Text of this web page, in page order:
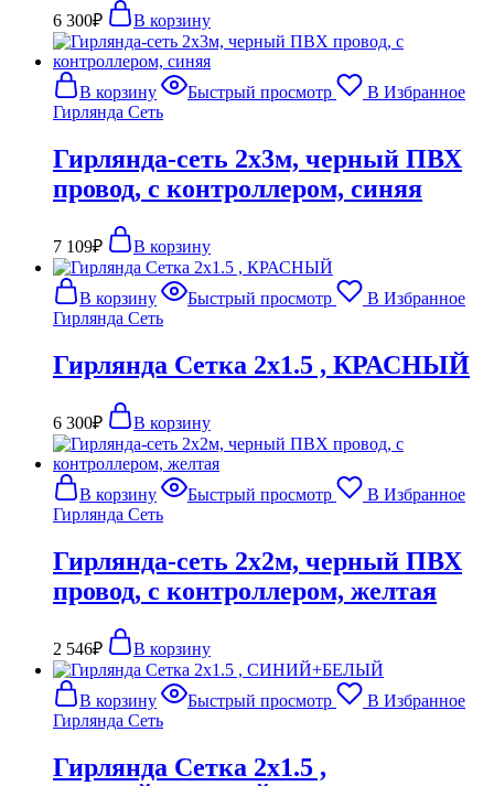
6 300₽ В корзину
В корзину Быстрый просмотр
В Избранное
Гирлянда Сеть
Гирлянда-сеть 2х3м, черный ПВХ
провод, с контроллером, синяя
7 109₽ В корзину
В корзину Быстрый просмотр
В Избранное
Гирлянда Сеть
Гирлянда Сетка 2х1.5 , КРАСНЫЙ
6 300₽ В корзину
В корзину Быстрый просмотр
В Избранное
Гирлянда Сеть
Гирлянда-сеть 2х2м, черный ПВХ
провод, с контроллером, желтая
2 546₽ В корзину
В корзину Быстрый просмотр
В Избранное
Гирлянда Сеть
Гирлянда Сетка 2х1.5 ,